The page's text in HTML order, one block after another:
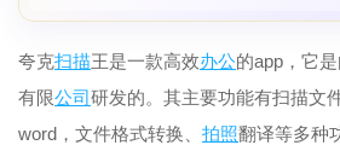
夸克扫描王是一款高效办公的app，它
有限公司研发的。其主要功能有扫描文
word，文件格式转换、 拍照翻译等多种